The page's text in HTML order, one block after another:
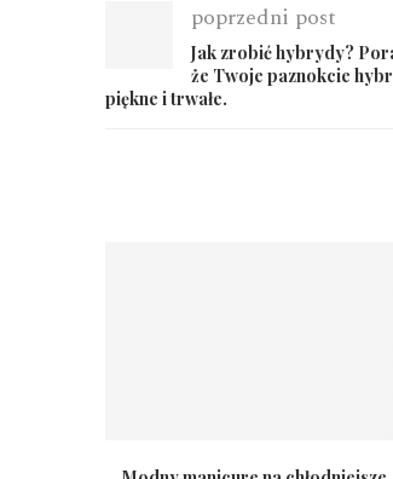
poprzedni post
Jak zrobić hybrydy?
że Twoje paznokcie
piękne i trwałe.